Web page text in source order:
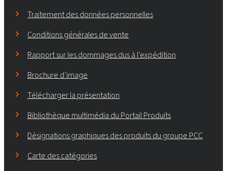
Traitement des données personnelles
Conditions générales de vente
Rapport sur les dommages dus à l’expédition
Brochure d’image
Télécharger la présentation
Bibliothèque multimédia du Portail Produits
Désignations graphiques des produits du groupe PCC
Carte des catégories